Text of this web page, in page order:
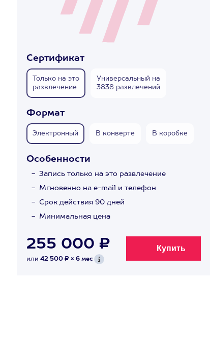
Сертификат
Только на это
развлечение
Универсальный на
3838 развлечений
Формат
Электронный В конверте В коробке
Особенности
Запись только на это развлечение
Мгновенно на e-mail и телефон
Срок действия 90 дней
Минимальная цена
255 000 ₽
или 42 500 ₽ × 6 мес